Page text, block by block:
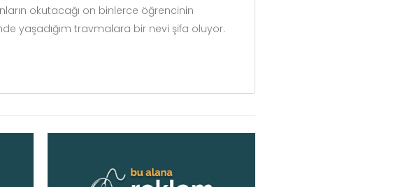
okutacağı on binlerce öğrencinin
yaşadığım travmalara bir nevi şifa oluyor.